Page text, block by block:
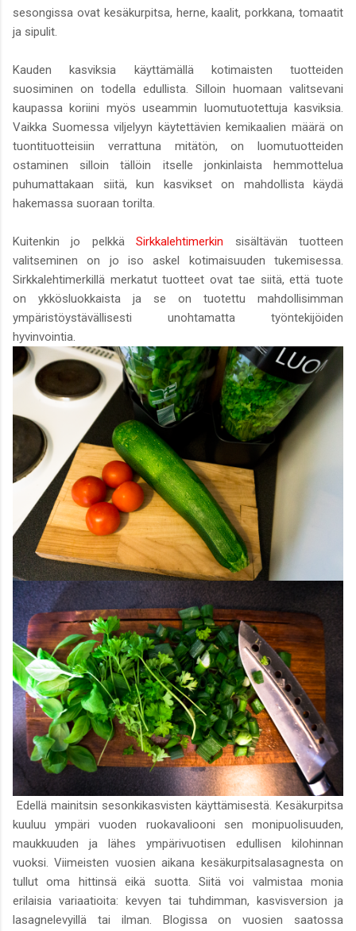
sesongissa ovat kesäkurpitsa, herne, kaalit, porkkana, tomaatit
ja sipulit.
Kauden kasviksia käyttämällä kotimaisten tuotteiden
suosiminen on todella edullista. Silloin huomaan valitsevani
kaupassa koriini myös useammin luomutuotettuja kasviksia.
Vaikka Suomessa viljelyyn käytettävien kemikaalien määrä on
tuontituotteisiin verrattuna mitätön, on luomutuotteiden
ostaminen silloin tällöin itselle jonkinlaista hemmottelua
puhumattakaan siitä, kun kasvikset on mahdollista käydä
hakemassa suoraan torilta.
Kuitenkin jo pelkkäSirkkalehtimerkin sisältävän tuotteen
valitseminen on jo iso askel kotimaisuuden tukemisessa.
Sirkkalehtimerkillä merkatut tuotteet ovat tae siitä, että tuote
on ykkösluokkaista ja se on tuotettu mahdollisimman
ympäristöystävällisesti unohtamatta työntekijöiden
hyvinvointia.
Edellä mainitsin sesonkikasvisten käyttämisestä. Kesäkurpitsa
kuuluu ympäri vuoden ruokavaliooni sen monipuolisuuden,
maukkuuden ja lähes ympärivuotisen edullisen kilohinnan
vuoksi. Viimeisten vuosien aikana kesäkurpitsalasagnesta on
tullut oma hittinsä eikä suotta. Siitä voi valmistaa monia
erilaisia variaatioita: kevyen tai tuhdimman, kasvisversion ja
lasagnelevyillä tai ilman. Blogissa on vuosien saatossa